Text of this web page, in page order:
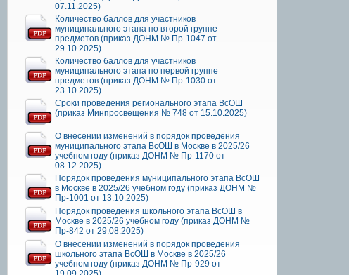
07.11.2025)
Количество баллов для участников
муниципального этапа по второй группе
предметов (приказ ДОНМ № Пр-1047 от
29.10.2025)
Количество баллов для участников
муниципального этапа по первой группе
предметов (приказ ДОНМ № Пр-1030 от
23.10.2025)
Сроки проведения регионального этапа ВсОШ
(приказ Минпросвещения № 748 от 15.10.2025)
О внесении изменений в порядок проведения
муниципального этапа ВсОШ в Москве в 2025/26
учебном году (приказ ДОНМ № Пр-1170 от
08.12.2025)
Порядок проведения муниципального этапа ВсОШ
в Москве в 2025/26 учебном году (приказ ДОНМ №
Пр-1001 от 13.10.2025)
Порядок проведения школьного этапа ВсОШ в
Москве в 2025/26 учебном году (приказ ДОНМ №
Пр-842 от 29.08.2025)
О внесении изменений в порядок проведения
школьного этапа ВсОШ в Москве в 2025/26
учебном году (приказ ДОНМ № Пр-929 от